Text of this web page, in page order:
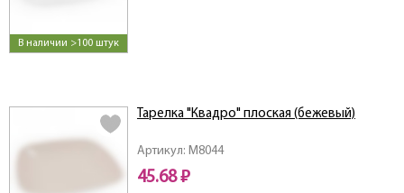
В наличии >100 штук
Артикул: M8044
Тарелка "Квадро" плоская (бежевый)
45.68 ₽